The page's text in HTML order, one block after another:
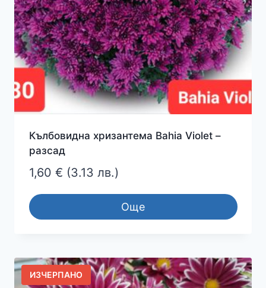
Кълбовидна хризантема Bahia Violet –
разсад
1,60 € (3.13 лв.)
Още
ИЗЧЕРПАНО